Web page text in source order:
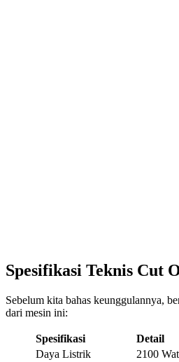
Spesifikasi Teknis Cut
Sebelum kita bahas keunggulannya,
dari mesin ini:
Spesifikasi
Detail
Daya Listrik
2100